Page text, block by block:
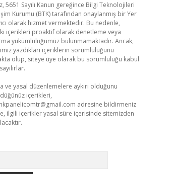
5651 Sayılı Kanun gereğince Bilgi Teknolojileri
Kurumu (BTK) tarafından onaylanmış bir Yer
olarak hizmet vermektedir. Bu nedenle,
içerikleri proaktif olarak denetleme veya
yükümlülüğümüz bulunmamaktadır. Ancak,
yazdıkları içeriklerin sorumluluğunu
olup, siteye üye olarak bu sorumluluğu kabul
ve yasal düzenlemelere aykırı olduğunu
içerikleri,
adresine bildirmeniz
ilgili içerikler yasal süre içerisinde sitemizden